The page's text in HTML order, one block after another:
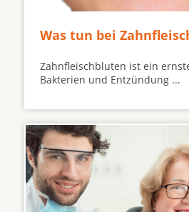
Was tun bei
Zahnfleischbluten ist ein
Bakterien und Entzündung ...